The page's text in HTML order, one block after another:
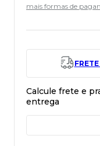
mais formas de